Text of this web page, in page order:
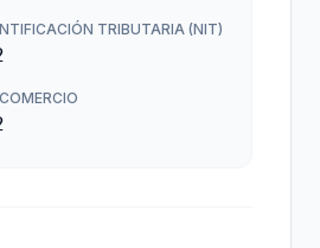
TRIBUTARIA (NIT)